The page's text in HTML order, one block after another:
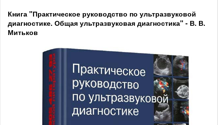
Книга "Практическое руководство по ультразвуковой
диагностике. Общая ультразвуковая диагностика" - В. В.
Митьков